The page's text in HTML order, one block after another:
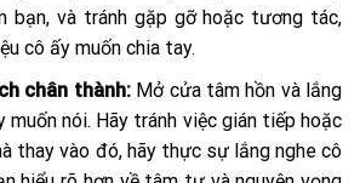
bạn, và tránh gặp gỡ hoặc tương tác,
cô ấy muốn chia tay.
chân thành:Mở cửa tâm hồn và lắng
muốn nói. Hãy tránh việc gián tiếp hoặc
thay vào đó, hãy thực sự lắng nghe cô